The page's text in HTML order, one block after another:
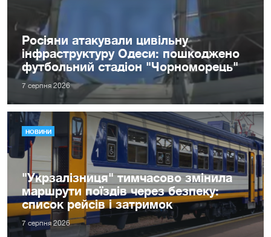
Росіяни атакували цивільну
інфраструктуру Одеси: пошкоджено
футбольний стадіон "Чорноморець"
7 серпня 2026
НОВИНИ
"Укрзалізниця" тимчасово змінила
маршрути поїздів через безпеку:
список рейсів і затримок
7 серпня 2026